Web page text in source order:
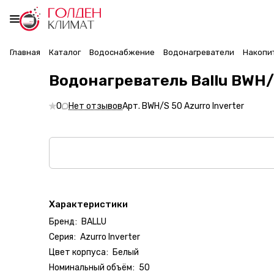
Главная Каталог Водоснабжение Водонагреватели
Водонагреватель Ballu
0 Нет отзывовАрт. BWH/S 50 Azurro Inverter
Характеристики
Бренд: BALLU
Серия: Azurro Inverter
Цвет корпуса: Белый
Номинальный объём: 50